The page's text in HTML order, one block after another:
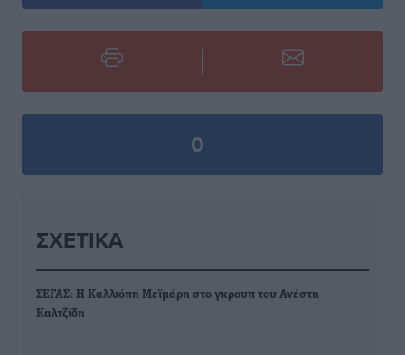
0
ΣΧΕΤΙΚΆ
ΣΕΓΑΣ: Η Καλλιόπη Μεϊμάρη στο γκρουπ του Ανέστη
Καλτζίδη